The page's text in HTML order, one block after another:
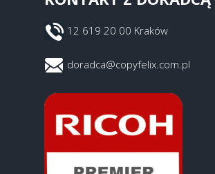
12 619 20 00 Kraków
doradca@copyfelix.com.pl